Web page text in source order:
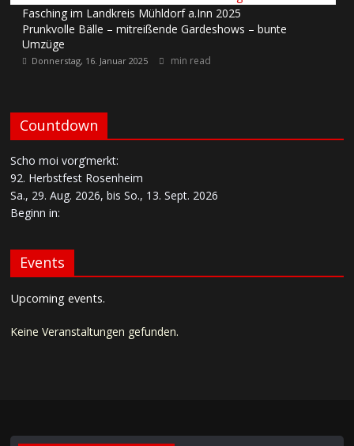
Fasching im Landkreis Mühldorf a.Inn 2025
Prunkvolle Bälle – mitreißende Gardeshows – bunte
Umzüge
Donnerstag, 16. Januar 2025 min read
Countdown
Scho moi vorg’merkt:
92. Herbstfest Rosenheim
Sa., 29. Aug. 2026, bis So., 13. Sept. 2026
Beginn in:
Events
Upcoming events.
Keine Veranstaltungen gefunden.